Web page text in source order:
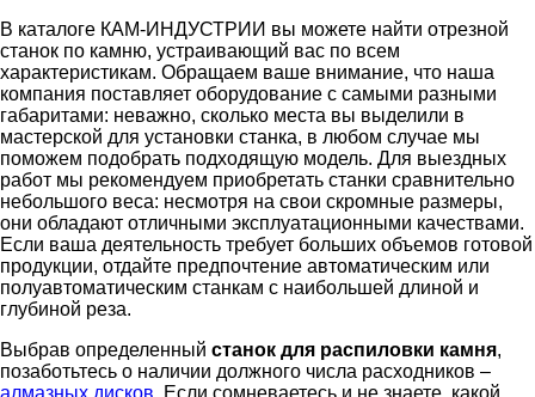
В каталоге КАМ-ИНДУСТРИИ вы можете найти отрезной
станок по камню, устраивающий вас по всем
характеристикам. Обращаем ваше внимание, что наша
компания поставляет оборудование с самыми разными
габаритами: неважно, сколько места вы выделили в
мастерской для установки станка, в любом случае мы
поможем подобрать подходящую модель. Для выездных
работ мы рекомендуем приобретать станки сравнительно
небольшого веса: несмотря на свои скромные размеры,
они обладают отличными эксплуатационными качествами.
Если ваша деятельность требует больших объемов готовой
продукции, отдайте предпочтение автоматическим или
полуавтоматическим станкам с наибольшей длиной и
глубиной реза.
Выбрав определенный станок для распиловки камня,
позаботьтесь о наличии должного числа расходников –
алмазных дисков . Если сомневаетесь и не знаете, какой